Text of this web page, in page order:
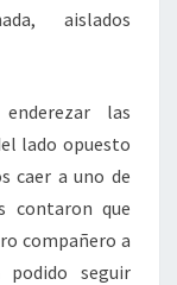
aislados
las
lado opuesto
caer a uno de
contaron que
compañero a
seguir